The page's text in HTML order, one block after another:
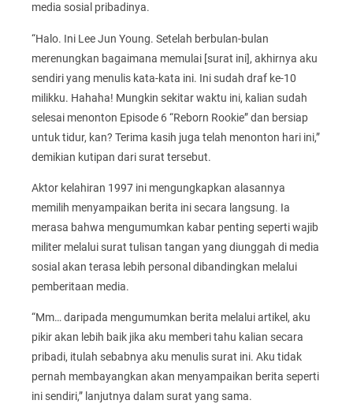
media sosial pribadinya.
“Halo. Ini Lee Jun Young. Setelah berbulan-bulan
merenungkan bagaimana memulai [surat ini], akhirnya aku
sendiri yang menulis kata-kata ini. Ini sudah draf ke-10
milikku. Hahaha! Mungkin sekitar waktu ini, kalian sudah
selesai menonton Episode 6 “Reborn Rookie” dan bersiap
untuk tidur, kan? Terima kasih juga telah menonton hari ini,”
demikian kutipan dari surat tersebut.
Aktor kelahiran 1997 ini mengungkapkan alasannya
memilih menyampaikan berita ini secara langsung. Ia
merasa bahwa mengumumkan kabar penting seperti wajib
militer melalui surat tulisan tangan yang diunggah di media
sosial akan terasa lebih personal dibandingkan melalui
pemberitaan media.
“Mm… daripada mengumumkan berita melalui artikel, aku
pikir akan lebih baik jika aku memberi tahu kalian secara
pribadi, itulah sebabnya aku menulis surat ini. Aku tidak
pernah membayangkan akan menyampaikan berita seperti
ini sendiri,” lanjutnya dalam surat yang sama.